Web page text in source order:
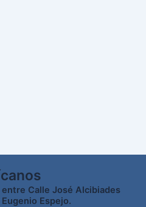
entre Calle José Alcibiades
Espejo.